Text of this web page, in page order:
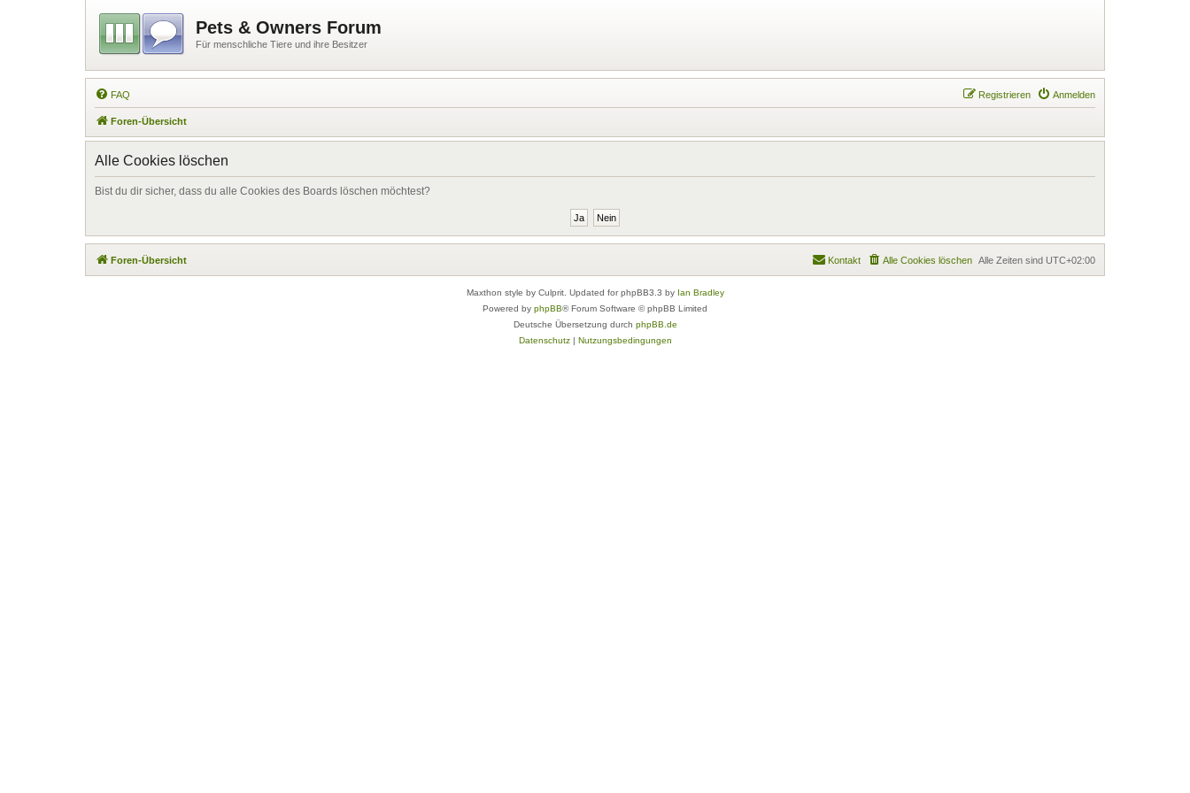
Pets & Owners Forum
Für menschliche Tiere und ihre Besitzer
FAQ Anmelden
Registrieren
Foren-Übersicht
Alle Cookies löschen
Bist du dir sicher, dass du alle Cookies des Boards löschen möchtest?
Foren-Übersicht Alle Zeiten sind UTC+02:00
Alle Cookies löschen
Kontakt
Maxthon style by Culprit. Updated for phpBB3.3 by Ian Bradley
Powered by phpBB® Forum Software © phpBB Limited
Deutsche Übersetzung durch phpBB.de
Datenschutz| Nutzungsbedingungen